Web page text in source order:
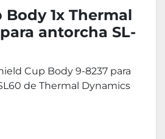
Body 1x Thermal
antorcha SL-
Cup Body 9-8237 para
de Thermal Dynamics